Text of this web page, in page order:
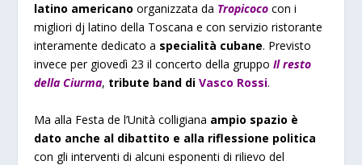
latino americano organizzata da Tropicoco con i
migliori dj latino della Toscana e con servizio ristorante
interamente dedicato a specialità cubane. Previsto
invece per giovedì 23 il concerto della gruppoIl resto
della Ciurma, tribute band diVasco Rossi.
Ma alla Festa de l’Unità colligiana ampio spazio è
dato anche al dibattito e alla riflessione politica
con gli interventi di alcuni esponenti di rilievo del